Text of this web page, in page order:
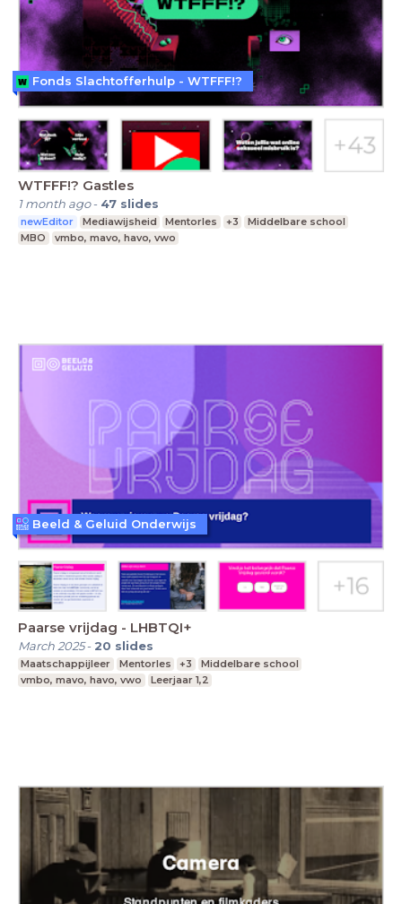
WTFFF!? Gastles
1 month ago- 47 slides
newEditor Mediawijsheid Mentorles +3
Middelbare school
MBO
vmbo, mavo, havo, vwo
Fonds Slachtofferhulp - WTFFF!?
Paarse vrijdag - LHBTQI+
March 2025- 20 slides
Maatschappijleer Mentorles +3
Middelbare school
vmbo, mavo, havo, vwo
Leerjaar 1,2
Beeld & Geluid Onderwijs